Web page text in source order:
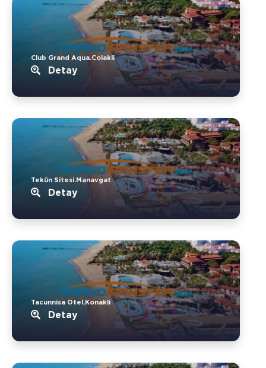
Club Grand Aqua.Colakli
Detay
Tekün Sitesi.Manavgat
Detay
Tacunnisa Otel.Konakli
Detay